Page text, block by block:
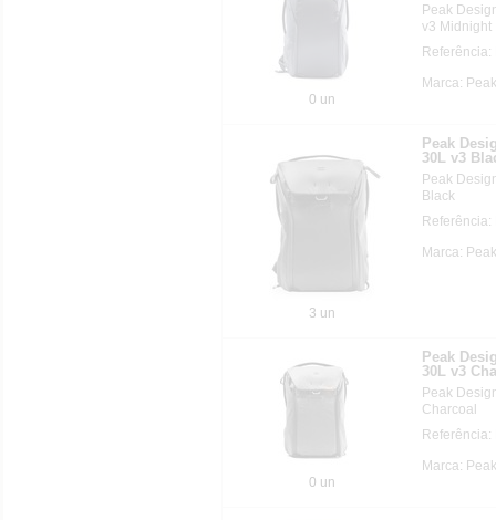
0 un
Peak
v3 Midnight
Referência:
Marca:
3 un
Peak
30L v3
Peak
Black
Referência:
Marca:
0 un
Peak
30L v3
Peak
Charcoal
Marca: